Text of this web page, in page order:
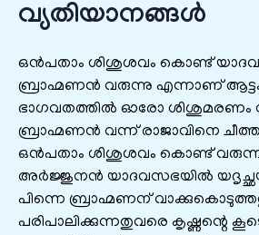
വ്യതിയാനങ്ങള്‍
ഒന്‍പതാം ശിശുശവം കൊണ്ട്‌
ബ്രാഹ്മണന്‍ വരുന്നു എന്നാണ്‌
ഭാഗവതത്തില്‍ ഓരോ ശിശുമരണം
ബ്രാഹ്മണന്‍ വന്ന് രാജാവിനെ
ഒന്‍പതാം ശിശുശവം കൊണ്ട്‌
അര്‍ജ്ജുനന്‍ യാദവസഭയില്‍
പിന്നെ ബ്രാഹ്മണന്‌
പരിപാലിക്കുന്നതുവരെ കൃഷ്ണന്റെ